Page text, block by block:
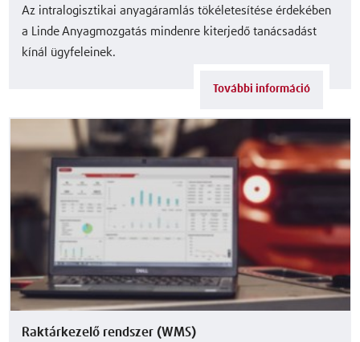
Az intralogisztikai anyagáramlás tökéletesítése érdekében
a Linde Anyagmozgatás mindenre kiterjedő tanácsadást
kínál ügyfeleinek.
További információ
Raktárkezelő rendszer (WMS)